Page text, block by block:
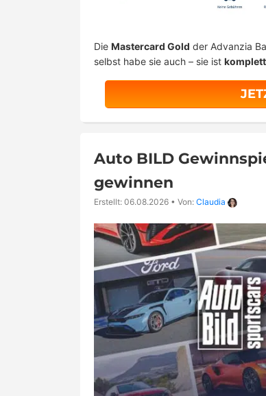
Die Mastercard Gold der Advanzia
selbst habe sie auch – sie ist
Auto BILD
gewinnen
Erstellt: 06.08.2026 • Von: Claudia